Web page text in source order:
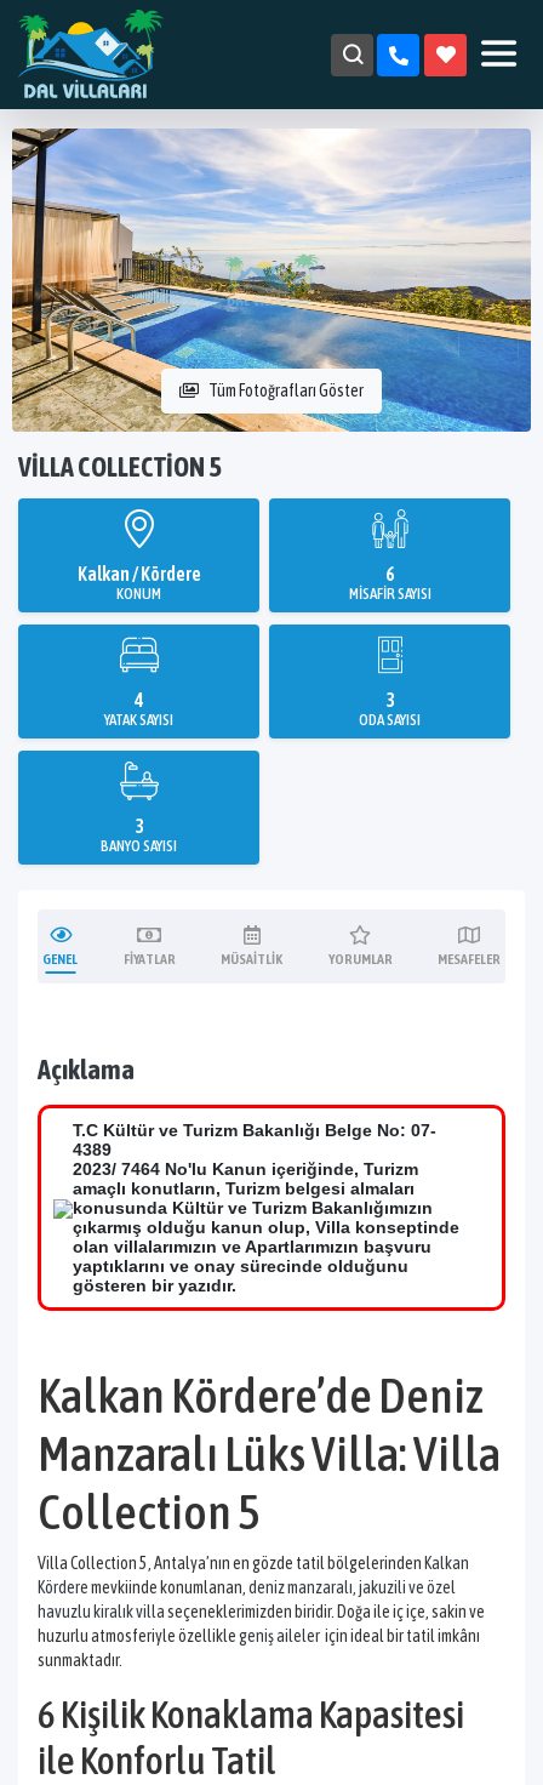
Tüm Fotoğrafları Göster
VILLA COLLECTION 5
Kalkan / Kördere
KONUM
6
MISAFIR SAYISI
4
YATAK SAYISI
3
ODA SAYISI
3
BANYO SAYISI
GENEL FIYATLAR MÜSAITLIK YORUMLAR MESAFELER
Açıklama
T.C Kültür ve Turizm Bakanlığı Belge No: 07-
4389
2023/ 7464 No'lu Kanun içeriğinde, Turizm
amaçlı konutların, Turizm belgesi almaları
konusunda Kültür ve Turizm Bakanlığımızın
çıkarmış olduğu kanun olup, Villa konseptinde
olan villalarımızın ve Apartlarımızın başvuru
yaptıklarını ve onay sürecinde olduğunu
gösteren bir yazıdır.
Kalkan Kördere’de Deniz
Manzaralı Lüks Villa: Villa
Collection 5
Villa Collection 5, Antalya’nın en gözde tatil bölgelerinden Kalkan
Körderemevkiinde konumlanan,deniz manzaralı, jakuzili ve özel
havuzlu kiralık villaseçeneklerimizden biridir. Doğa ile iç içe, sakin ve
huzurlu atmosferiyle özelliklegeniş aileler için ideal bir tatil imkânı
sunmaktadır.
6 Kişilik Konaklama Kapasitesi
ile Konforlu Tatil